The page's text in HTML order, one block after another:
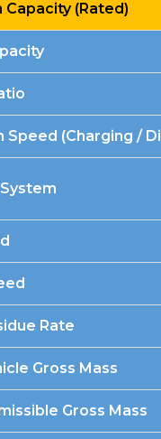
(Rated)
Speed (Charging /
Rate
Gross Mass
Gross Mass